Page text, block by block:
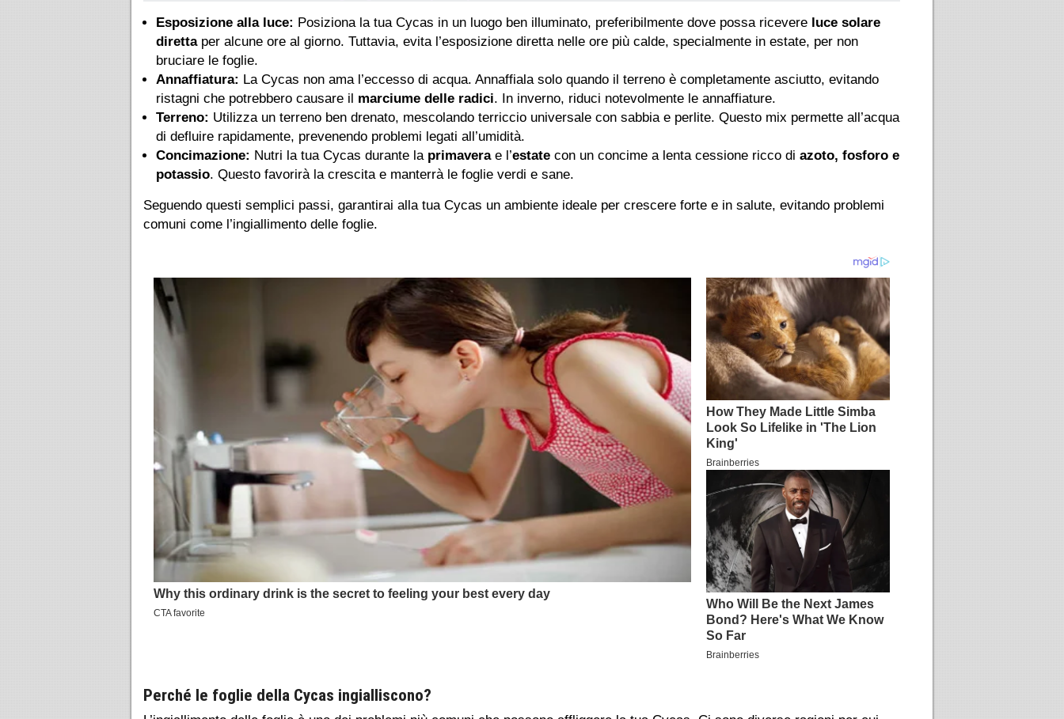
Esposizione alla luce: Posiziona la tua Cycas in un luogo ben illuminato, preferibilmente dove possa ricevere luce solare
direttaper alcune ore al giorno. Tuttavia, evita l’esposizione diretta nelle ore più calde, specialmente in estate, per non
bruciare le foglie.
Annaffiatura: La Cycas non ama l’eccesso di acqua. Annaffiala solo quando il terreno è completamente asciutto, evitando
ristagni che potrebbero causare il marciume delle radici. In inverno, riduci notevolmente le annaffiature.
Terreno: Utilizza un terreno ben drenato, mescolando terriccio universale con sabbia e perlite. Questo mix permette all’acqua
di defluire rapidamente, prevenendo problemi legati all’umidità.
Concimazione: Nutri la tua Cycas durante la primaverae l’estate con un concime a lenta cessione ricco di azoto, fosforo e
potassio. Questo favorirà la crescita e manterrà le foglie verdi e sane.
Seguendo questi semplici passi, garantirai alla tua Cycas un ambiente ideale per crescere forte e in salute, evitando problemi
comuni come l’ingiallimento delle foglie.
Perché le foglie della Cycas ingialliscono?